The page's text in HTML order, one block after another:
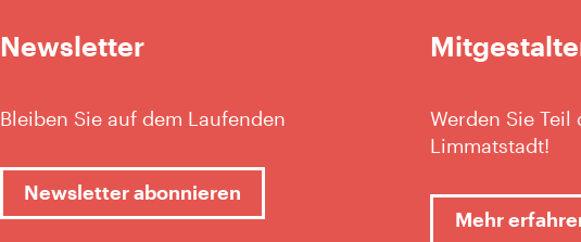
Newsletter
Bleiben Sie auf dem Laufenden
Newsletter abonnieren
Werden Sie Teil
Limmatstadt!
Mehr